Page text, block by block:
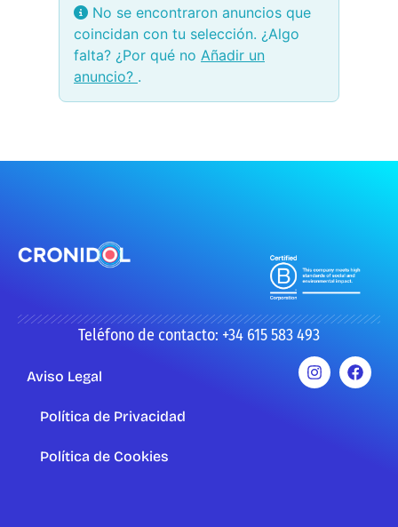
No se encontraron anuncios que
coincidan con tu selección. ¿Algo
falta? ¿Por qué no Añadir un
anuncio? .
Teléfono de contacto: +34 615 583 493
Aviso Legal
Política de Privacidad
Política de Cookies